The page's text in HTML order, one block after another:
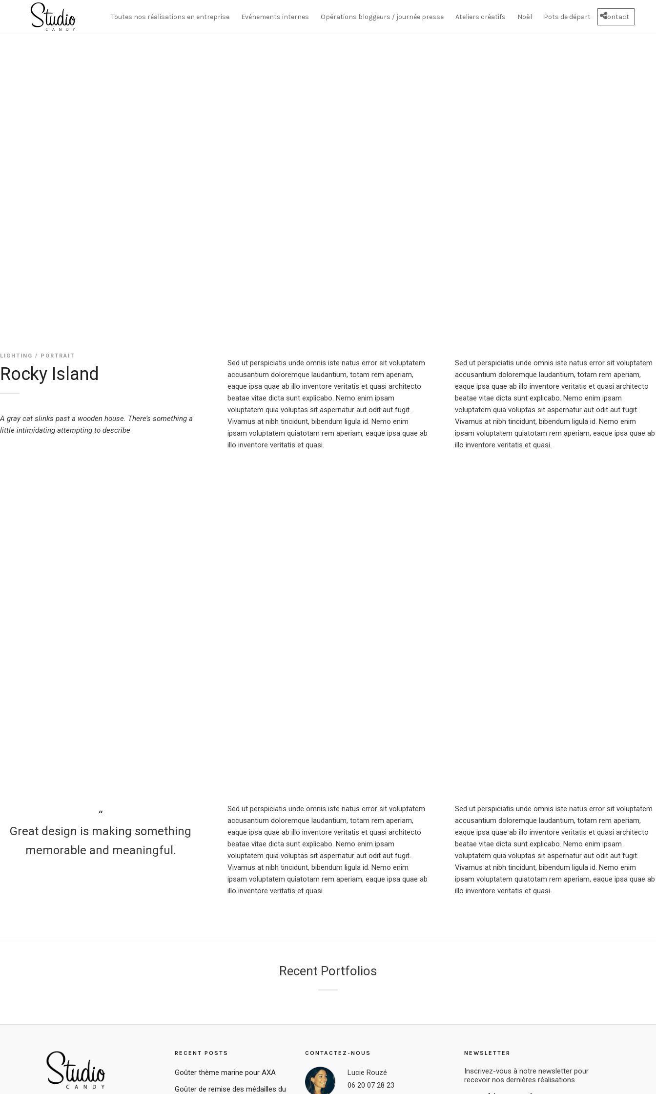
Toutes nos réalisations en entreprise Evénements internes Opérations bloggeurs / journée presse Ateliers créatifs Noël Pots de départ Contact
LIGHTING / PORTRAIT
Rocky Island
A gray cat slinks past a wooden house. There’s something a
little intimidating attempting to describe
Sed ut perspiciatis unde omnis iste natus error sit voluptatem
accusantium doloremque laudantium, totam rem aperiam,
eaque ipsa quae ab illo inventore veritatis et quasi architecto
beatae vitae dicta sunt explicabo. Nemo enim ipsam
voluptatem quia voluptas sit aspernatur aut odit aut fugit.
Vivamus at nibh tincidunt, bibendum ligula id. Nemo enim
ipsam voluptatem quiatotam rem aperiam, eaque ipsa quae ab
illo inventore veritatis et quasi.
Sed ut perspiciatis unde omnis iste natus error sit voluptatem
accusantium doloremque laudantium, totam rem aperiam,
eaque ipsa quae ab illo inventore veritatis et quasi architecto
beatae vitae dicta sunt explicabo. Nemo enim ipsam
voluptatem quia voluptas sit aspernatur aut odit aut fugit.
Vivamus at nibh tincidunt, bibendum ligula id. Nemo enim
ipsam voluptatem quiatotam rem aperiam, eaque ipsa quae ab
illo inventore veritatis et quasi.
Great design is making something
memorable and meaningful.
Sed ut perspiciatis unde omnis iste natus error sit voluptatem
accusantium doloremque laudantium, totam rem aperiam,
eaque ipsa quae ab illo inventore veritatis et quasi architecto
beatae vitae dicta sunt explicabo. Nemo enim ipsam
voluptatem quia voluptas sit aspernatur aut odit aut fugit.
Vivamus at nibh tincidunt, bibendum ligula id. Nemo enim
ipsam voluptatem quiatotam rem aperiam, eaque ipsa quae ab
illo inventore veritatis et quasi.
Sed ut perspiciatis unde omnis iste natus error sit voluptatem
accusantium doloremque laudantium, totam rem aperiam,
eaque ipsa quae ab illo inventore veritatis et quasi architecto
beatae vitae dicta sunt explicabo. Nemo enim ipsam
voluptatem quia voluptas sit aspernatur aut odit aut fugit.
Vivamus at nibh tincidunt, bibendum ligula id. Nemo enim
ipsam voluptatem quiatotam rem aperiam, eaque ipsa quae ab
illo inventore veritatis et quasi.
Recent Portfolios
RECENT POSTS
Goûter thème marine pour AXA
Goûter de remise des médailles du
CONTACTEZ-NOUS
Lucie Rouzé
06 20 07 28 23
NEWSLETTER
Inscrivez-vous à notre newsletter pour
recevoir nos dernières réalisations.